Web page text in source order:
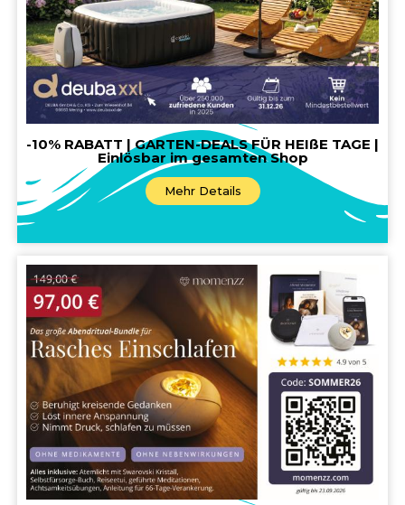
-10% RABATT | GARTEN-DEALS FÜR HEIßE TAGE |
Einlösbar im gesamten Shop
Mehr Details